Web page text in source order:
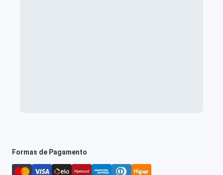
Formas de Pagamento